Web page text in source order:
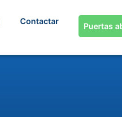
Contactar Puertas